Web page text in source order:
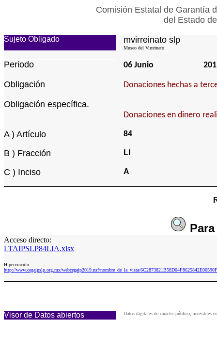
Comisión Estatal de Garantía
del Estado
Sujeto Obligado mvirreinato slp
Museo del Virreinato
Periodo 06 Junio
Obligación Donaciones hechas a
Obligación específica.
Donaciones en dinero
A ) Artículo 84
B ) Fracción LI
C ) Inciso A
Acceso directo:
LTAIPSLP84LIA.xlsx
Hipervinculo
http://www.cegaipslp.org.mx/webcegaip2019.nsf/nombre_de_la_vista/
Visor de Datos abiertos Datos digitales de caracter público, accesibles